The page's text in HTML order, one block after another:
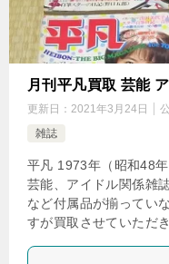
月刊平凡買取 芸能
更新日： 2021年3月24日
雑誌
平凡 1973年（昭和48
芸能、アイドル関係雑
など付属品が揃ってい
すが買取させていただ